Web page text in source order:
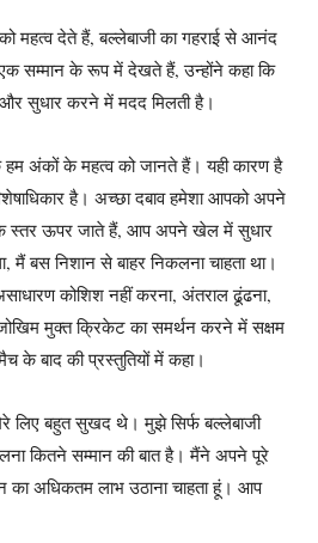
महत्व देते हैं, बल्लेबाजी का गहराई से आनंद
सम्मान के रूप में देखते हैं, उन्होंने कहा कि
सुधार करने में मदद मिलती है।
हम अंकों के महत्व को जानते हैं। यही कारण है
है। अच्छा दबाव हमेशा आपको अपने
स्तर ऊपर जाते हैं, आप अपने खेल में सुधार
बस निशान से बाहर निकलना चाहता था।
कोशिश नहीं करना, अंतराल ढूंढना,
मुक्त क्रिकेट का समर्थन करने में सक्षम
के बाद की प्रस्तुतियों में कहा।
लिए बहुत सुखद थे। मुझे सिर्फ बल्लेबाजी
कितने सम्मान की बात है। मैंने अपने पूरे
का अधिकतम लाभ उठाना चाहता हूं। आप